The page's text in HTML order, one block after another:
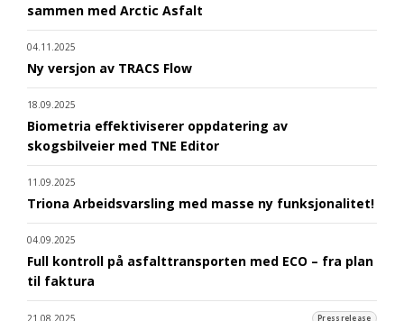
sammen med Arctic Asfalt
04.11.2025
Ny versjon av TRACS Flow
18.09.2025
Biometria effektiviserer oppdatering av
skogsbilveier med TNE Editor
11.09.2025
Triona Arbeidsvarsling med masse ny funksjonalitet!
04.09.2025
Full kontroll på asfalttransporten med ECO – fra plan
til faktura
21.08.2025 Pressrelease